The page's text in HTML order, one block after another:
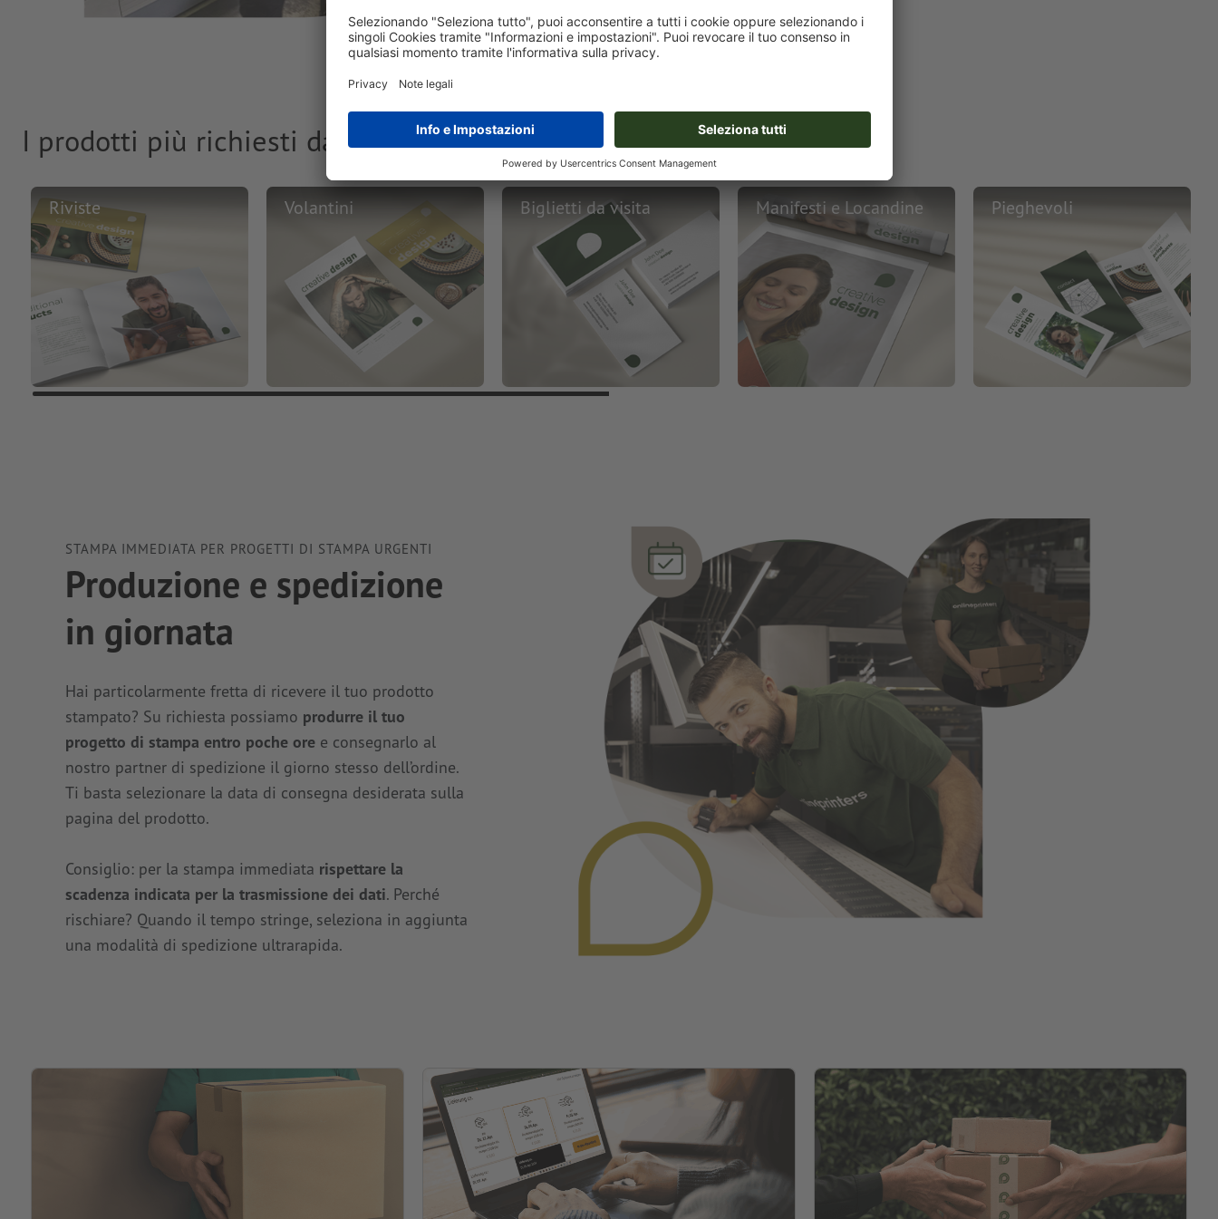
I prodotti più richiesti dai clienti
Riviste Volantini Biglietti da visita Manifesti e Locandine Pieghevoli
STAMPA IMMEDIATA PER PROGETTI DI STAMPA URGENTI
Produzione e spedizione
in giornata
Hai particolarmente fretta di ricevere il tuo prodotto
stampato? Su richiesta possiamo produrre il tuo
progetto di stampa entro poche ore e consegnarlo al
nostro partner di spedizione il giorno stesso dell’ordine.
Ti basta selezionare la data di consegna desiderata sulla
pagina del prodotto.
Consiglio: per la stampa immediata rispettare la
scadenza indicata per la trasmissione dei dati. Perché
rischiare? Quando il tempo stringe, seleziona in aggiunta
una modalità di spedizione ultrarapida.